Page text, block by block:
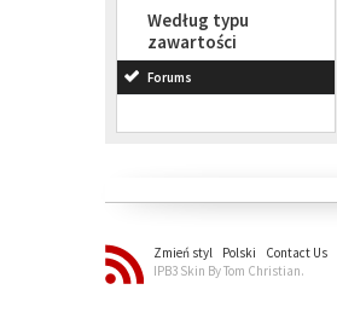
Według typu
zawartości
Forums
Zmień styl Polski Contact Us
IPB3 Skin By Tom Christian.